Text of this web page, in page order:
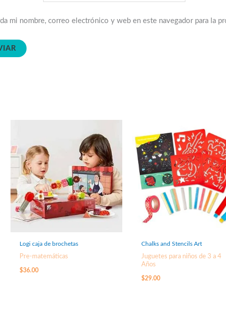
mi nombre, correo electrónico y web en este navegador para la
Logi caja de brochetas
Pre-matemáticas
$36.00
Chalks and Stencils Art
Juguetes para niños de 3 a 4
Años
$29.00